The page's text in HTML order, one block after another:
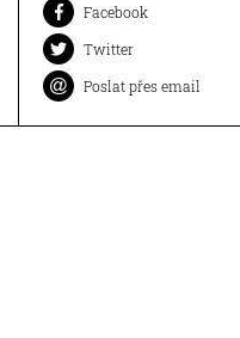
Facebook
Twitter
Poslat přes email